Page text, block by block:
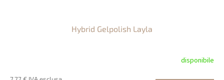
Hybrid Gelpolish Layla
disponibile